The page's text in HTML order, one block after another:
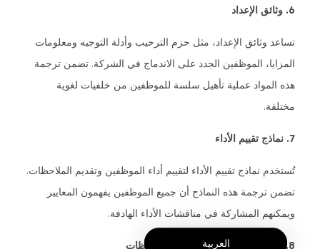
6. وثائق الإعداد
تساعد وثائق الإعداد، مثل حزم الترحيب وأدلة التوجيه ومعلومات
المزايا، الموظفين الجدد على الاندماج في الشركة. تضمن ترجمة
هذه المواد عملية تأهيل سلسة للموظفين من خلفيات لغوية
مختلفة.
7. نماذج تقييم الأداء
تُستخدم نماذج تقييم الأداء لتقييم أداء الموظفين وتقديم الملاحظات.
تضمن ترجمة هذه النماذج أن جميع الموظفين يفهمون المعايير
ويمكنهم المشاركة في مناقشات الأداء الهادفة.
8. استبيانات الموظفين ونماذج الملاحظات العربية